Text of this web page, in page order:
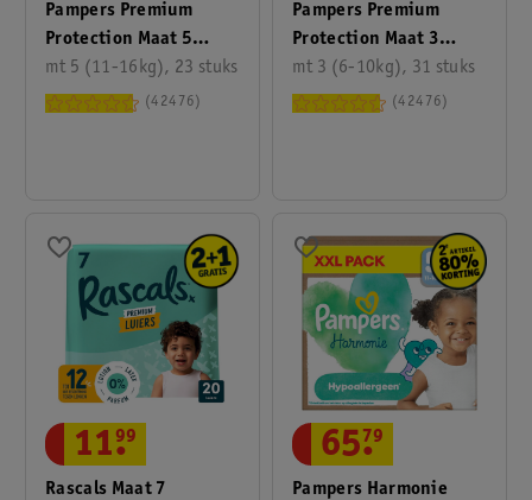
Pampers Premium
Protection Maat 5
Luiers
mt 5 (11-16kg), 23 stuks
42476
Pampers Premium
Protection Maat 3
Luiers
mt 3 (6-10kg), 31 stuks
42476
Rascals Maat 7
11.
99
Pampers Harmonie
65.
79